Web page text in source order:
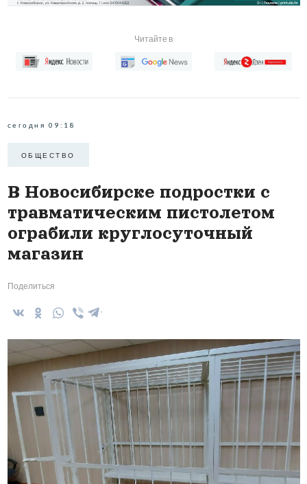
Читайте в
сегодня 09:18
ОБЩЕСТВО
В Новосибирске подростки с
травматическим пистолетом
ограбили круглосуточный
магазин
Поделиться